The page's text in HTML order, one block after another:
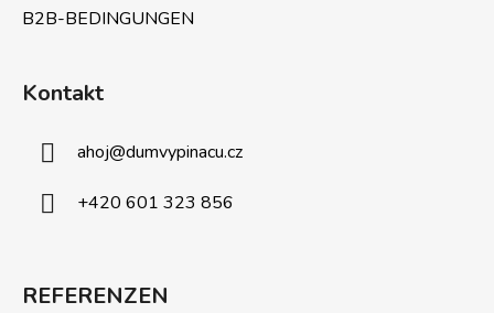
B2B-BEDINGUNGEN
Kontakt
ahoj@dumvypinacu.cz
+420 601 323 856
REFERENZEN